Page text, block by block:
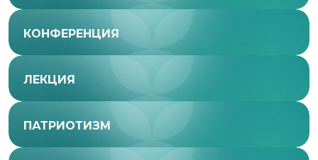
КОНФЕРЕНЦИЯ
ЛЕКЦИЯ
ПАТРИОТИЗМ